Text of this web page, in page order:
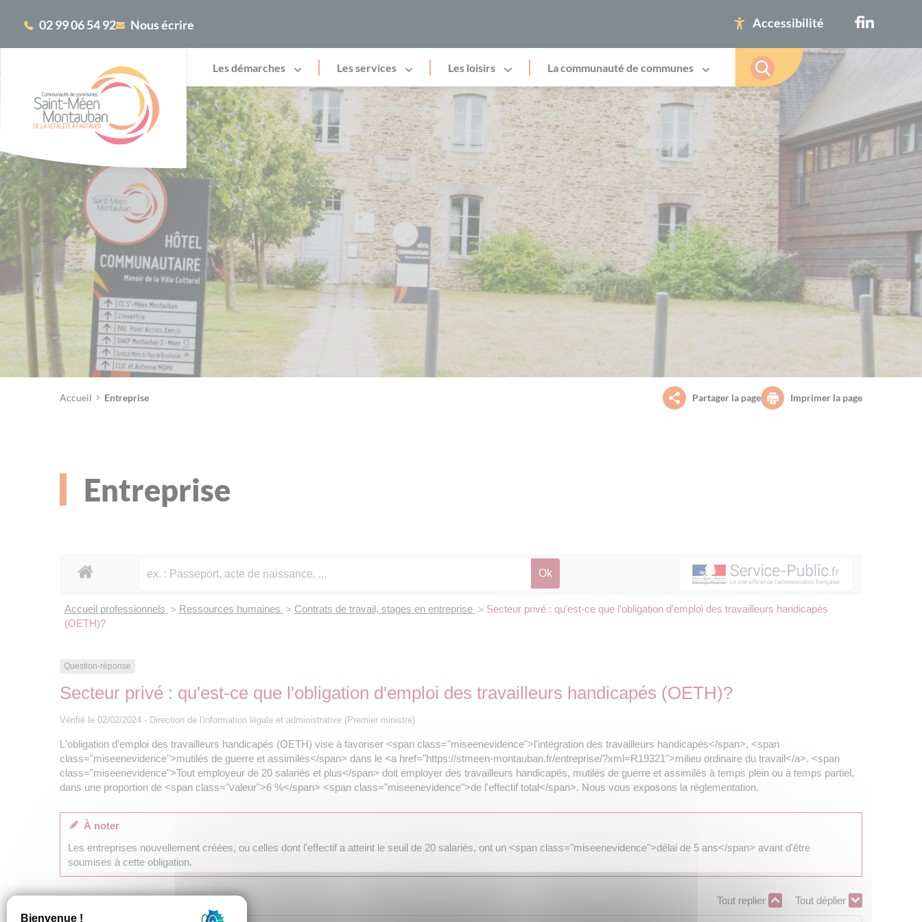
02 99 06 54 92 Nous écrire Accessibilité
Les démarches Les services Les loisirs La communauté de communes
Accueil Entreprise Partager la page Imprimer la page
Entreprise
Accueil professionnels > Ressources humaines > Contrats de travail, stages en entreprise > Secteur privé : qu'est-ce que l'obligation d'emploi des travailleurs handicapés
(OETH)?
Question-réponse
Secteur privé : qu'est-ce que l'obligation d'emploi des travailleurs handicapés (OETH)?
Vérifié le 02/02/2024 - Direction de l'information légale et administrative (Premier ministre)
L'obligation d'emploi des travailleurs handicapés (OETH) vise à favoriser <span class="miseenevidence">l'intégration des travailleurs handicapés</span>, <span
class="miseenevidence">mutilés de guerre et assimilés</span> dans le <a href="https://stmeen-montauban.fr/entreprise/?xml=R19321">milieu ordinaire du travail</a>. <span
class="miseenevidence">Tout employeur de 20 salariés et plus</span> doit employer des travailleurs handicapés, mutilés de guerre et assimilés à temps plein ou à temps partiel,
dans une proportion de <span class="valeur">6 %</span> <span class="miseenevidence">de l'effectif total</span>. Nous vous exposons la règlementation.
À noter
Les entreprises nouvellement créées, ou celles dont l'effectif a atteint le seuil de 20 salariés, ont un <span class="miseenevidence">délai de 5 ans</span> avant d'être
soumises à cette obligation.
Tout replier Tout déplier